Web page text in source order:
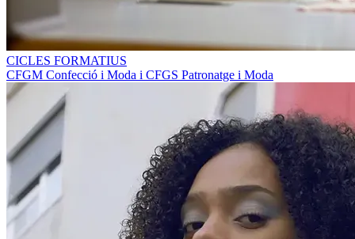
CICLES FORMATIUS
CFGM Confecció i Moda i CFGS Patronatge i Moda